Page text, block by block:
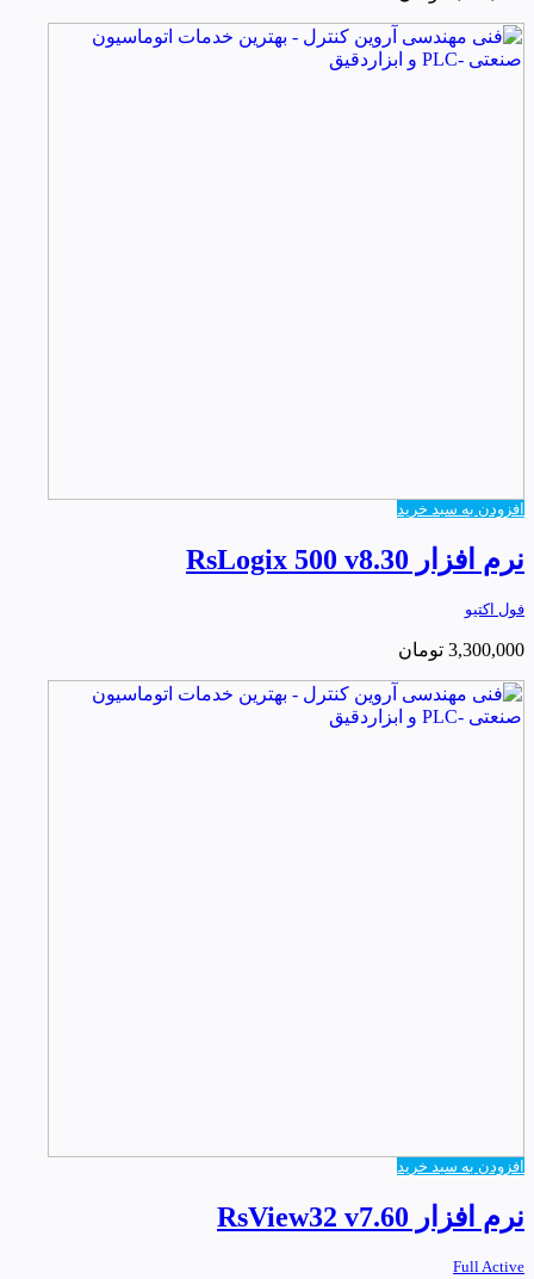
افزودن به سبد خرید
نرم افزار RsLogix 500 v8.30
فول اکتیو
3,300,000 تومان
افزودن به سبد خرید
نرم افزار RsView32 v7.60
Full Active